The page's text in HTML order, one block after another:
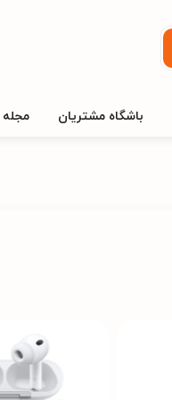
باشگاه مشتریان مجله